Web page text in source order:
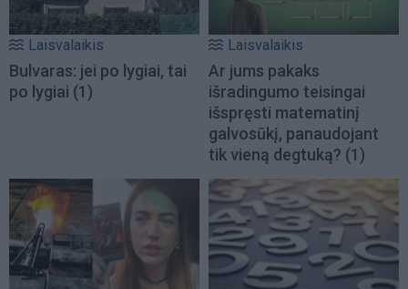
Laisvalaikis
Bulvaras: jei po lygiai, tai
po lygiai (1)
Laisvalaikis
Ar jums pakaks
išradingumo teisingai
išspręsti matematinį
galvosūkį, panaudojant
tik vieną degtuką? (1)